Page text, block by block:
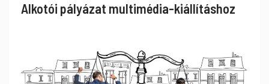
Alkotói pályázat multimédia-kiállításhoz